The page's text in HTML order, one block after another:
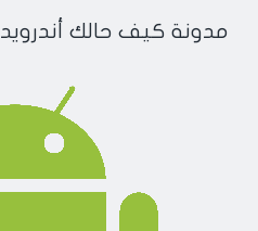
مدونة كيف حالك أندرويد